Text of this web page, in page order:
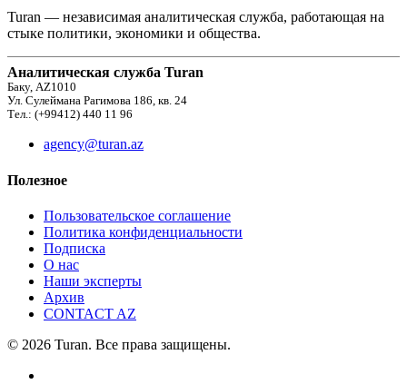
Turan — независимая аналитическая служба, работающая на
стыке политики, экономики и общества.
Аналитическая служба Turan
Баку, AZ1010
Ул. Сулеймана Рагимова 186, кв. 24
Тел.: (+99412) 440 11 96
agency@turan.az
Полезное
Пользовательское соглашение
Политика конфиденциальности
Подписка
О нас
Наши эксперты
Архив
CONTACT AZ
© 2026 Turan. Все права защищены.